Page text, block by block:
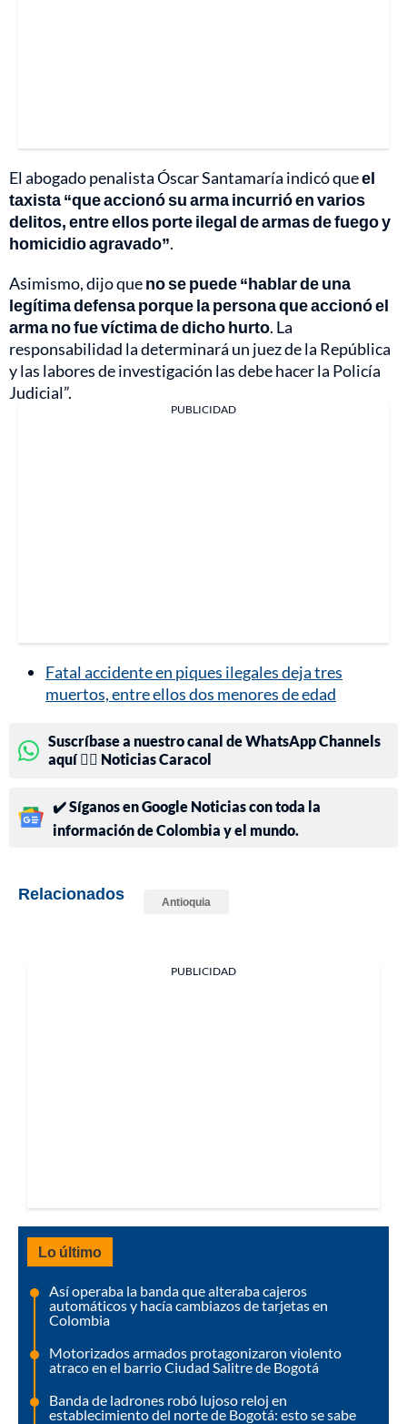
El abogado penalista Óscar Santamaría indicó queel
taxista “que accionó su arma incurrió en varios
delitos, entre ellos porte ilegal de armas de fuego y
homicidio agravado”.
Asimismo, dijo queno se puede “hablar de una
legítima defensa porque la persona que accionó el
arma no fue víctima de dicho hurto. La
responsabilidad la determinará un juez de la República
y las labores de investigación las debe hacer la Policía
Judicial”.
PUBLICIDAD
Fatal accidente en piques ilegales deja tres
muertos, entre ellos dos menores de edad
Suscríbase a nuestro canal de WhatsApp Channels
aquí 👉🏻 Noticias Caracol
✔️ Síganos en Google Noticias con toda la
información de Colombia y el mundo.
Relacionados Antioquia
PUBLICIDAD
Lo último
Así operaba la banda que alteraba cajeros
automáticos y hacía cambiazos de tarjetas en
Colombia
Motorizados armados protagonizaron violento
atraco en el barrio Ciudad Salitre de Bogotá
Banda de ladrones robó lujoso reloj en
establecimiento del norte de Bogotá: esto se sabe